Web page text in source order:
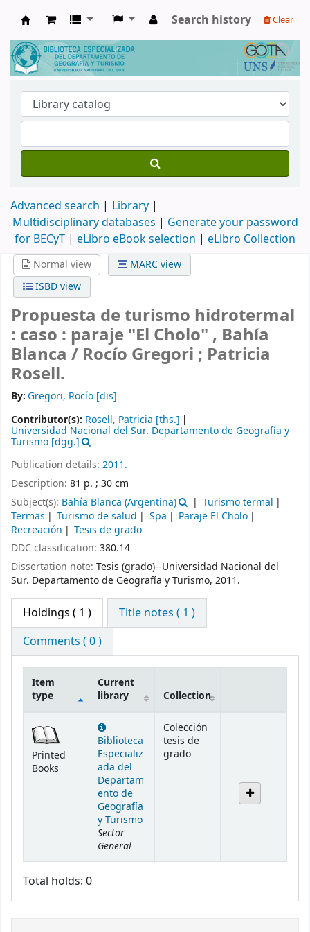
Biblioteca de Geografía y Turismo
Search history Clear
Advanced search
Library
Multidisciplinary databases | Generate your password
for BECyT | eLibro eBook selection | eLibro Collection
Normal view
MARC view
ISBD view
Propuesta de turismo hidrotermal
: caso : paraje "El Cholo" , Bahía
Blanca / Rocío Gregori ; Patricia
Rosell.
By:Gregori, Rocío [dis]
Contributor(s): Rosell, Patricia [ths.]
Universidad Nacional del Sur. Departamento de Geografía y
Turismo [dgg.]
Publication details: 2011.
Description: 81 p. ; 30 cm
Subject(s): Bahía Blanca (Argentina)
Turismo termal
Termas
Turismo de salud Spa
Paraje El Cholo
Recreación
Tesis de grado
DDC classification: 380.14
Dissertation note: Tesis (grado)--Universidad Nacional del
Sur. Departamento de Geografía y Turismo, 2011.
Holdings ( 1 )
Title notes ( 1 )
Comments ( 0 )
Item
type
Current
library
Collection
Printed
Books
Biblioteca
Especializ
ada del
Departam
ento de
Geografía
y Turismo
Sector
General
Colección
tesis de
grado
Total holds: 0